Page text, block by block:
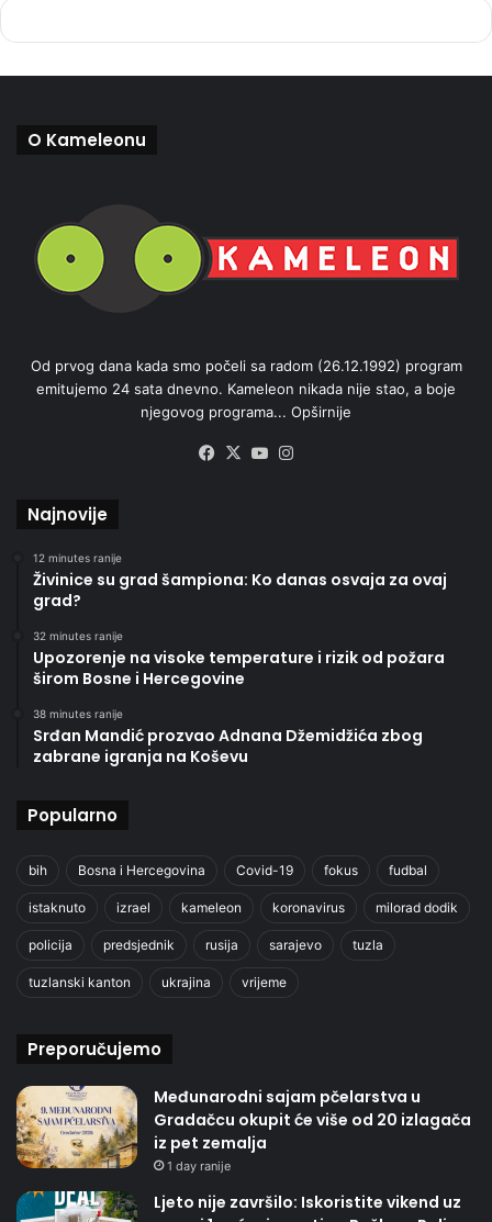
O Kameleonu
Od prvog dana kada smo počeli sa radom (26.12.1992) program
emitujemo 24 sata dnevno. Kameleon nikada nije stao, a boje
njegovog programa... Opširnije
Facebook
X YouTube
Najnovije
12 minutes ranije
Živinice su grad šampiona: Ko danas osvaja za ovaj
grad?
32 minutes ranije
Upozorenje na visoke temperature i rizik od požara
širom Bosne i Hercegovine
38 minutes ranije
Srđan Mandić prozvao Adnana Džemidžića zbog
zabrane igranja na Koševu
Popularno
bih Bosna i Hercegovina Covid-19 fokus fudbal
istaknuto izrael kameleon koronavirus milorad dodik
policija predsjednik rusija sarajevo tuzla
tuzlanski kanton ukrajina vrijeme
Preporučujemo
Međunarodni sajam pčelarstva u
Gradačcu okupit će više od 20 izlagača
iz pet zemalja
1 day ranije
Ljeto nije završilo: Iskoristite vikend uz